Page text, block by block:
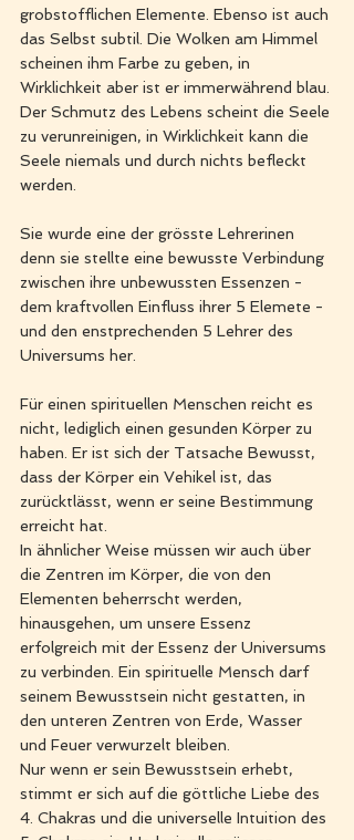
grobstofflichen Elemente. Ebenso ist auch
das Selbst subtil. Die Wolken am Himmel
scheinen ihm Farbe zu geben, in
Wirklichkeit aber ist er immerwährend blau.
Der Schmutz des Lebens scheint die Seele
zu verunreinigen, in Wirklichkeit kann die
Seele niemals und durch nichts befleckt
werden.
Sie wurde eine der grösste Lehrerinen
denn sie stellte eine bewusste Verbindung
zwischen ihre unbewussten Essenzen -
dem kraftvollen Einfluss ihrer 5 Elemete -
und den enstprechenden 5 Lehrer des
Universums her.
Für einen spirituellen Menschen reicht es
nicht, lediglich einen gesunden Körper zu
haben. Er ist sich der Tatsache Bewusst,
dass der Körper ein Vehikel ist, das
zurücktlässt, wenn er seine Bestimmung
erreicht hat.
In ähnlicher Weise müssen wir auch über
die Zentren im Körper, die von den
Elementen beherrscht werden,
hinausgehen, um unsere Essenz
erfolgreich mit der Essenz der Universums
zu verbinden. Ein spirituelle Mensch darf
seinem Bewusstsein nicht gestatten, in
den unteren Zentren von Erde, Wasser
und Feuer verwurzelt bleiben.
Nur wenn er sein Bewusstsein erhebt,
stimmt er sich auf die göttliche Liebe des
4. Chakras und die universelle Intuition des